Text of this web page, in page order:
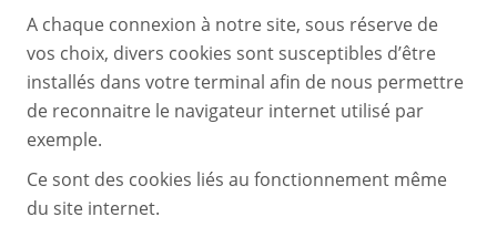
A chaque connexion à notre site, sous réserve de
vos choix, divers cookies sont susceptibles d’être
installés dans votre terminal afin de nous permettre
de reconnaitre le navigateur internet utilisé par
exemple.
Ce sont des cookies liés au fonctionnement même
du site internet.